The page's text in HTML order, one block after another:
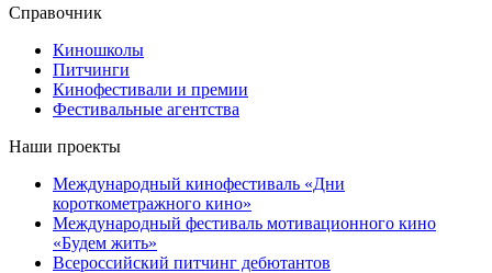
Справочник
Киношколы
Питчинги
Кинофестивали и премии
Фестивальные агентства
Наши проекты
Международный кинофестиваль «Дни
короткометражного кино»
Международный фестиваль мотивационного кино
«Будем жить»
Всероссийский питчинг дебютантов